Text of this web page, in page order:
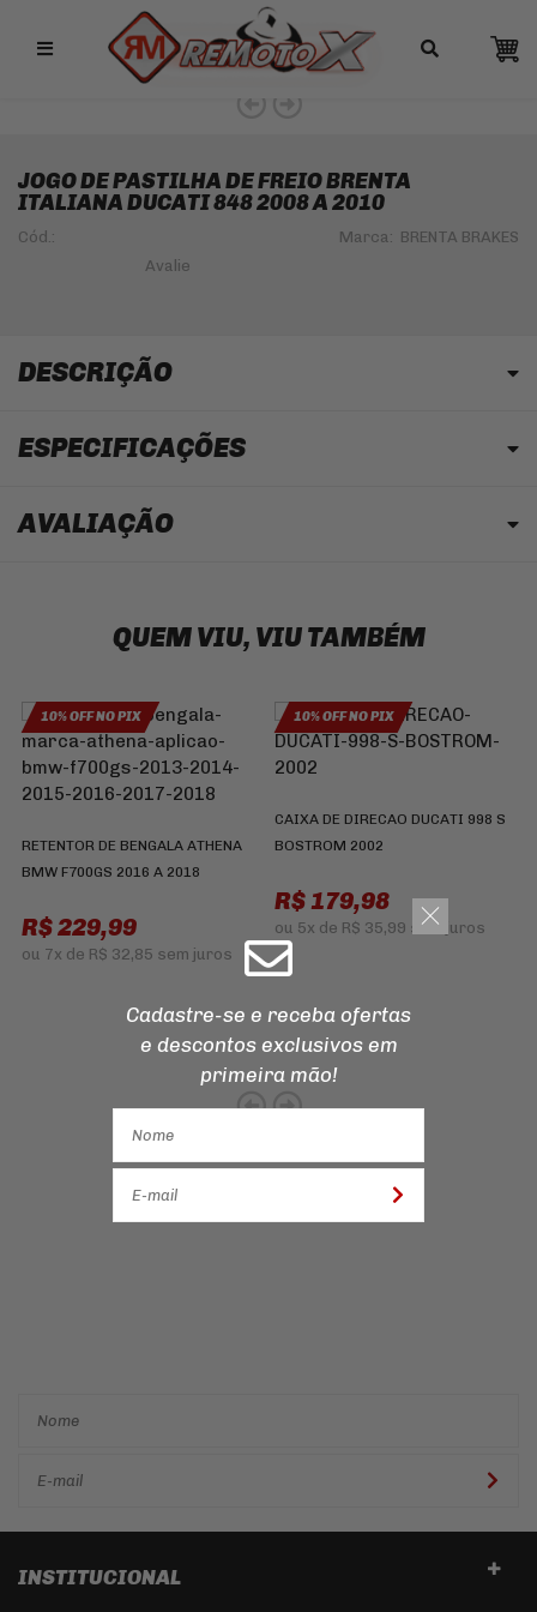
Remotox
JOGO DE PASTILHA DE FREIO BRENTA
ITALIANA DUCATI 848 2008 A 2010
Cód.: Marca: BRENTA BRAKES
DESCRIÇÃO
ESPECIFICAÇÕES
AVALIAÇÃO
QUEM VIU, VIU TAMBÉM
10% OFF NO PIX
RETENTOR DE BENGALA ATHENA
BMW F700GS 2016 A 2018
R$ 229,99
ou 7x de R$ 32,85 sem juros
10% OFF NO PIX
CAIXA DE DIRECAO DUCATI 998 S
BOSTROM 2002
R$ 179,98
ou 5x de R$ 35,99 sem juros
INSTITUCIONAL
Cadastre-se e receba ofertas
e descontos exclusivos em
primeira mão!